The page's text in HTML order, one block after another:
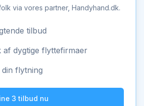
via vores partner, Handyhand.dk.
tilbud
dygtige flyttefirmaer
flytning
3 tilbud nu